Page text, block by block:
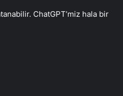
ChatGPT’miz hala bir